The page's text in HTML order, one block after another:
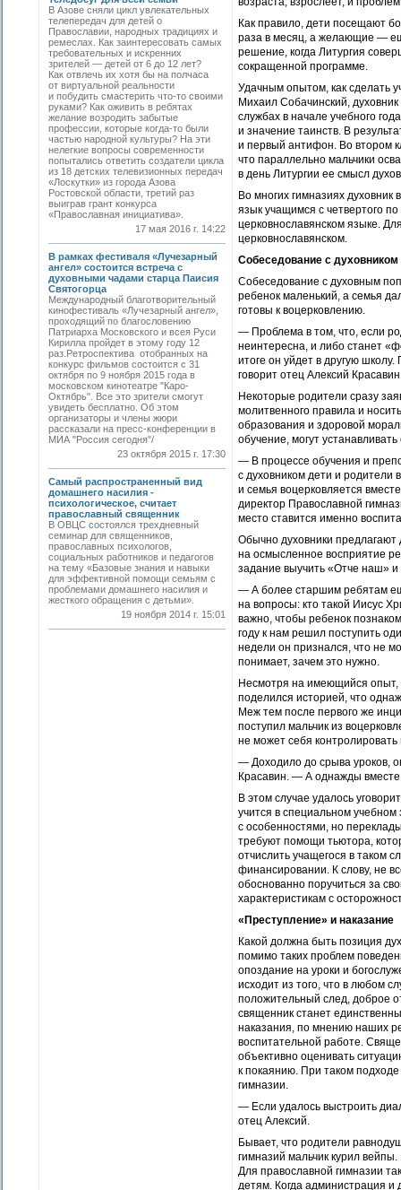
В Азове сняли цикл увлекательных
телепередач для детей о
Православии, народных традициях и
ремеслах. Как заинтересовать самых
требовательных и искренних
зрителей — детей от 6 до 12 лет?
Как отвлечь их хотя бы на полчаса
от виртуальной реальности
и побудить смастерить что-то своими
руками? Как оживить в ребятах
желание возродить забытые
профессии, которые когда-то были
частью народной культуры? На эти
нелегкие вопросы современности
попытались ответить создатели цикла
из 18 детских телевизионных передач
«Лоскутки» из города Азова
Ростовской области, третий раз
выиграв грант конкурса
«Православная инициатива».
17 мая 2016 г. 14:22
В рамках фестиваля «Лучезарный
ангел» состоится встреча с
духовными чадами старца Паисия
Святогорца
Международный благотворительный
кинофестиваль «Лучезарный ангел»,
проходящий по благословению
Патриарха Московского и всея Руси
Кирилла пройдет в этому году 12
раз.Ретроспектива отобранных на
конкурс фильмов состоится с 31
октября по 9 ноября 2015 года в
московском кинотеатре "Каро-
Октябрь". Все это зрители смогут
увидеть бесплатно. Об этом
организаторы и члены жюри
рассказали на пресс-конференции в
МИА "Россия сегодня"/
23 октября 2015 г. 17:30
Самый распространенный вид
домашнего насилия -
психологическое, считает
православный священник
В ОВЦС состоялся трехдневный
семинар для священников,
православных психологов,
социальных работников и педагогов
на тему «Базовые знания и навыки
для эффективной помощи семьям с
проблемами домашнего насилия и
жесткого обращения с детьми».
19 ноября 2014 г. 15:01
Как правило, дети посещают
раза в месяц, а желающие —
решение, когда Литургия
сокращенной программе.
Удачным опытом, как сделать
Михаил Собачинский,
службах в начале учебного
и значение таинств. В
и первый антифон. Во втором
что параллельно мальчики
в день Литургии ее смысл
Во многих гимназиях
язык учащимся с четвертого
церковнославянском языке.
церковнославянском.
Собеседование с духовником
Собеседование с духовным
ребенок маленький, а семья
готовы к воцерковлению.
— Проблема в том, что, если
неинтересна, и либо станет
итоге он уйдет в другую
говорит отец Алексий
Некоторые родители сразу
молитвенного правила и
образования и здоровой
обучение, могут
— В процессе обучения и
с духовником дети и родители
и семья воцерковляется
директор Православной
место ставится именно
Обычно духовники предлагают
на осмысленное восприятие
задание выучить «Отче наш»
— А более старшим ребятам
на вопросы: кто такой ­Иисус
важно, чтобы ребенок
году к нам решил поступить
недели он признался, что не
понимает, зачем это нужно.
Несмотря на имеющийся опыт,
поделился историей, что
Меж тем после первого же
поступил мальчик из
не может себя
— Доходило до срыва уроков,
Красавин. — А однажды вместе
В этом случае удалось
учится в специальном
с особенностями, но
требуют помощи тьютора,
отчислить учащегося в таком
финансировании. К слову, не
обоснованно поручиться за
характеристикам с
«Преступление» и наказание
Какой должна быть позиция
помимо таких проблем
опоздание на уроки и
исходит из того, что в любом
положительный след, доброе
священник станет
наказания, по мнению наших
воспитательной работе.
объективно оценивать
к покаянию. При таком
гимназии.
— Если удалось выстроить
отец Алексий.
Бывает, что родители
гимназий мальчик курил
Для православной гимназии
детям. Когда администрация и